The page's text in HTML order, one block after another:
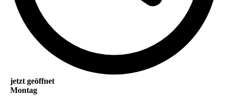
jetzt geöffnet
Montag